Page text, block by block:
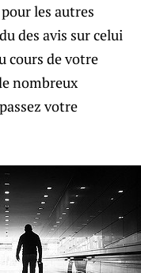
les autres
des avis sur celui
cours de votre
nombreux
votre